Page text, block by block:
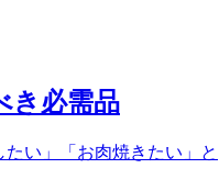
き必需品
い」「お肉焼きたい」と